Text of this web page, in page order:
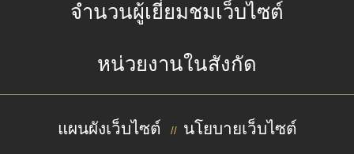
จำนวนผู้เยี่ยมชมเว็บไซต์
หน่วยงานในสังกัด
แผนผังเว็บไซต์ // นโยบายเว็บไซต์